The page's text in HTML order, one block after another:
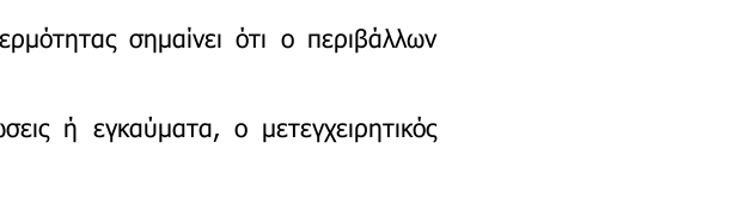
σημαίνει ότι ο περιβάλλων
ή εγκαύματα, ο μετεγχειρητικός